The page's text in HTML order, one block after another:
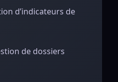
d’indicateurs de
de dossiers